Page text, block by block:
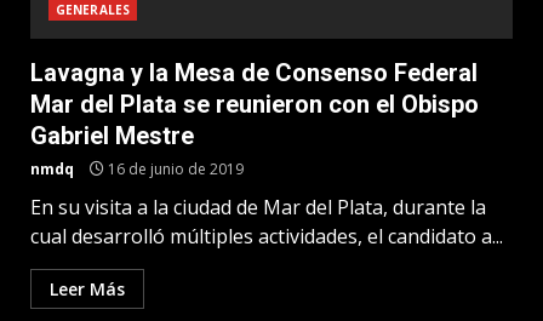
GENERALES
Lavagna y la Mesa de Consenso Federal
Mar del Plata se reunieron con el Obispo
Gabriel Mestre
nmdq 16 de junio de 2019
En su visita a la ciudad de Mar del Plata, durante la
cual desarrolló múltiples actividades, el candidato a...
Leer Más